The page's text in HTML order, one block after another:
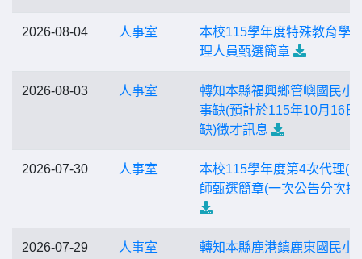
2026-08-04 人事室
本校115學年度特殊教育學
理人員甄選簡章
2026-08-03 人事室
轉知本縣福興鄉管嶼國民小
事缺(預計於115年10月16日
缺)徵才訊息
2026-07-30 人事室
本校115學年度第4次代理(
師甄選簡章(一次公告分次招
2026-07-29 人事室
轉知本縣鹿港鎮鹿東國民小